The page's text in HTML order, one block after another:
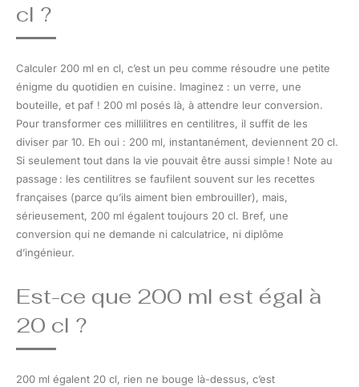
cl ?
Calculer 200 ml en cl, c’est un peu comme résoudre une petite
énigme du quotidien en cuisine. Imaginez : un verre, une
bouteille, et paf ! 200 ml posés là, à attendre leur conversion.
Pour transformer ces millilitres en centilitres, il suffit de les
diviser par 10. Eh oui : 200 ml, instantanément, deviennent 20 cl.
Si seulement tout dans la vie pouvait être aussi simple ! Note au
passage : les centilitres se faufilent souvent sur les recettes
françaises (parce qu’ils aiment bien embrouiller), mais,
sérieusement, 200 ml égalent toujours 20 cl. Bref, une
conversion qui ne demande ni calculatrice, ni diplôme
d’ingénieur.
Est-ce que 200 ml est égal à
20 cl ?
200 ml égalent 20 cl, rien ne bouge là-dessus, c’est